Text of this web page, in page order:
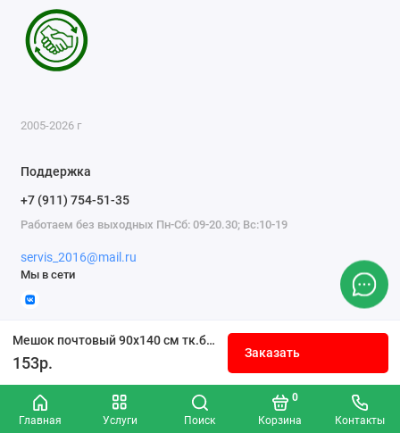
Главная Услуги Поиск Корзина
0
Контакты
Мешок почтовый 90x140 см тк.бязь суровая пл.125 г/м2
153р.
Заказать
2005-2026 г
Поддержка
+7 (911) 754-51-35
Работаем без выходных Пн-Сб: 09-20.30; Вс:10-19
servis_2016@mail.ru
Мы в сети